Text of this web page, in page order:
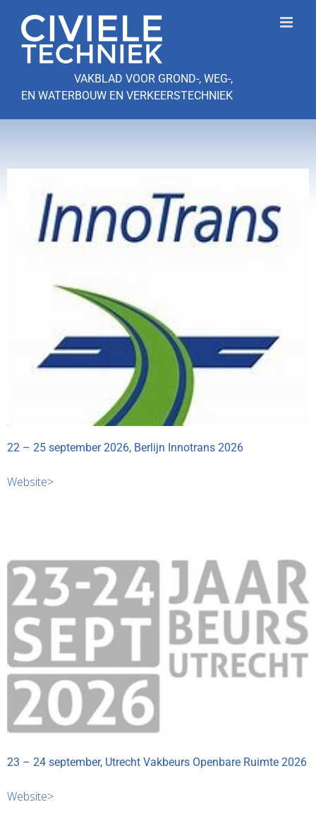
naar
inhoud
VAKBLAD VOOR GROND-, WEG-,
EN WATERBOUW EN VERKEERSTECHNIEK
22 – 25 september 2026, Berlijn Innotrans 2026
Website>
23 – 24 september, Utrecht Vakbeurs Openbare Ruimte 2026
Website>